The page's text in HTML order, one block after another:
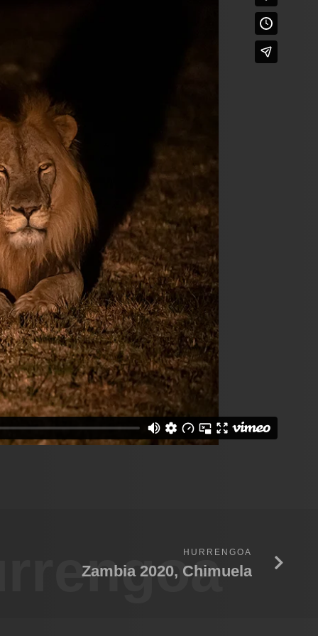
HURRENGOA
Zambia 2020, Chimuela